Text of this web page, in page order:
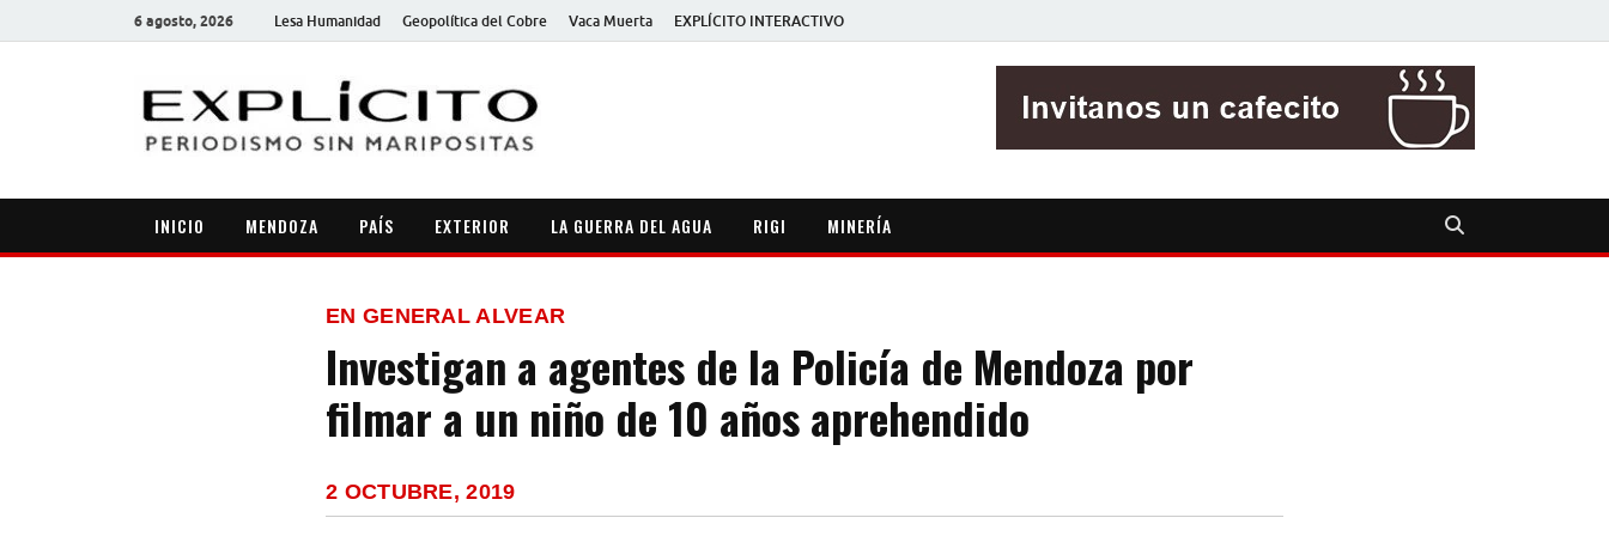
6 agosto, 2026 Lesa Humanidad Geopolítica del Cobre Vaca Muerta EXPLÍCITO INTERACTIVO
INICIO MENDOZA PAÍS EXTERIOR LA GUERRA DEL AGUA RIGI MINERÍA
EN GENERAL ALVEAR
Investigan a agentes de la Policía de Mendoza por
filmar a un niño de 10 años aprehendido
2 OCTUBRE, 2019